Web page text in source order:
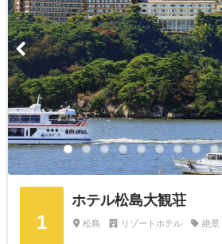
1
ホテル松島大観荘
松島 リゾートホテル 絶景